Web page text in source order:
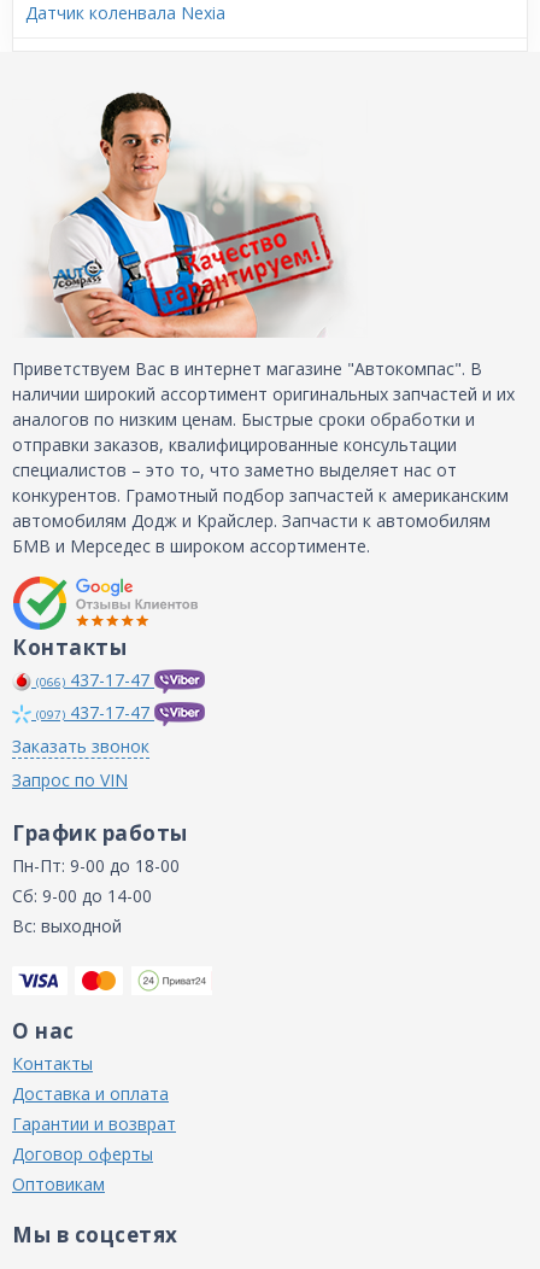
Датчик коленвала Nexia
Приветствуем Вас в интернет магазине "Автокомпас". В
наличии широкий ассортимент оригинальных запчастей и их
аналогов по низким ценам. Быстрые сроки обработки и
отправки заказов, квалифицированные консультации
специалистов – это то, что заметно выделяет нас от
конкурентов. Грамотный подбор запчастей к американским
автомобилям Додж и Крайслер. Запчасти к автомобилям
БМВ и Мерседес в широком ассортименте.
Контакты
(066) 437-17-47
(097) 437-17-47
Заказать звонок
Запрос по VIN
График работы
Пн-Пт: 9-00 до 18-00
Сб: 9-00 до 14-00
Вс: выходной
О нас
Контакты
Доставка и оплата
Гарантии и возврат
Договор оферты
Оптовикам
Мы в соцсетях